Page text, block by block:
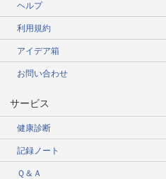
ヘルプ
利用規約
アイデア箱
お問い合わせ
サービス
健康診断
記録ノート
Ｑ＆Ａ